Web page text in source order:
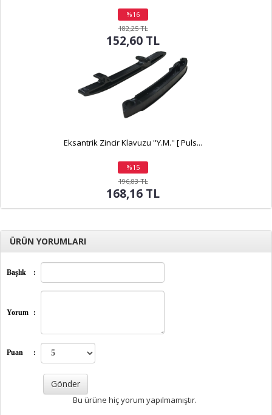
%16
indirim
182,25 TL
152,60 TL
Eksantrik Zincir Klavuzu ''Y.M.'' [ Puls...
%15
indirim
196,83 TL
168,16 TL
ÜRÜN YORUMLARI
Başlık :
Yorum :
Puan :
Bu ürüne hiç yorum yapılmamıştır.